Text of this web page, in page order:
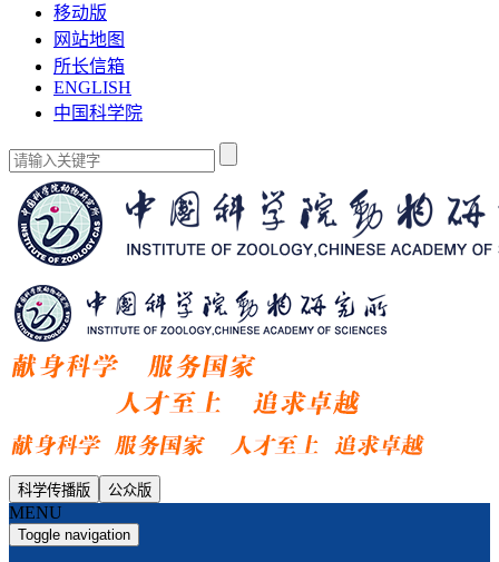
移动版
网站地图
所长信箱
ENGLISH
中国科学院
科学传播版 公众版
MENU
Toggle navigation